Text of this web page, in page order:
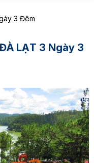
3 Đêm
LẠT 3 Ngày 3